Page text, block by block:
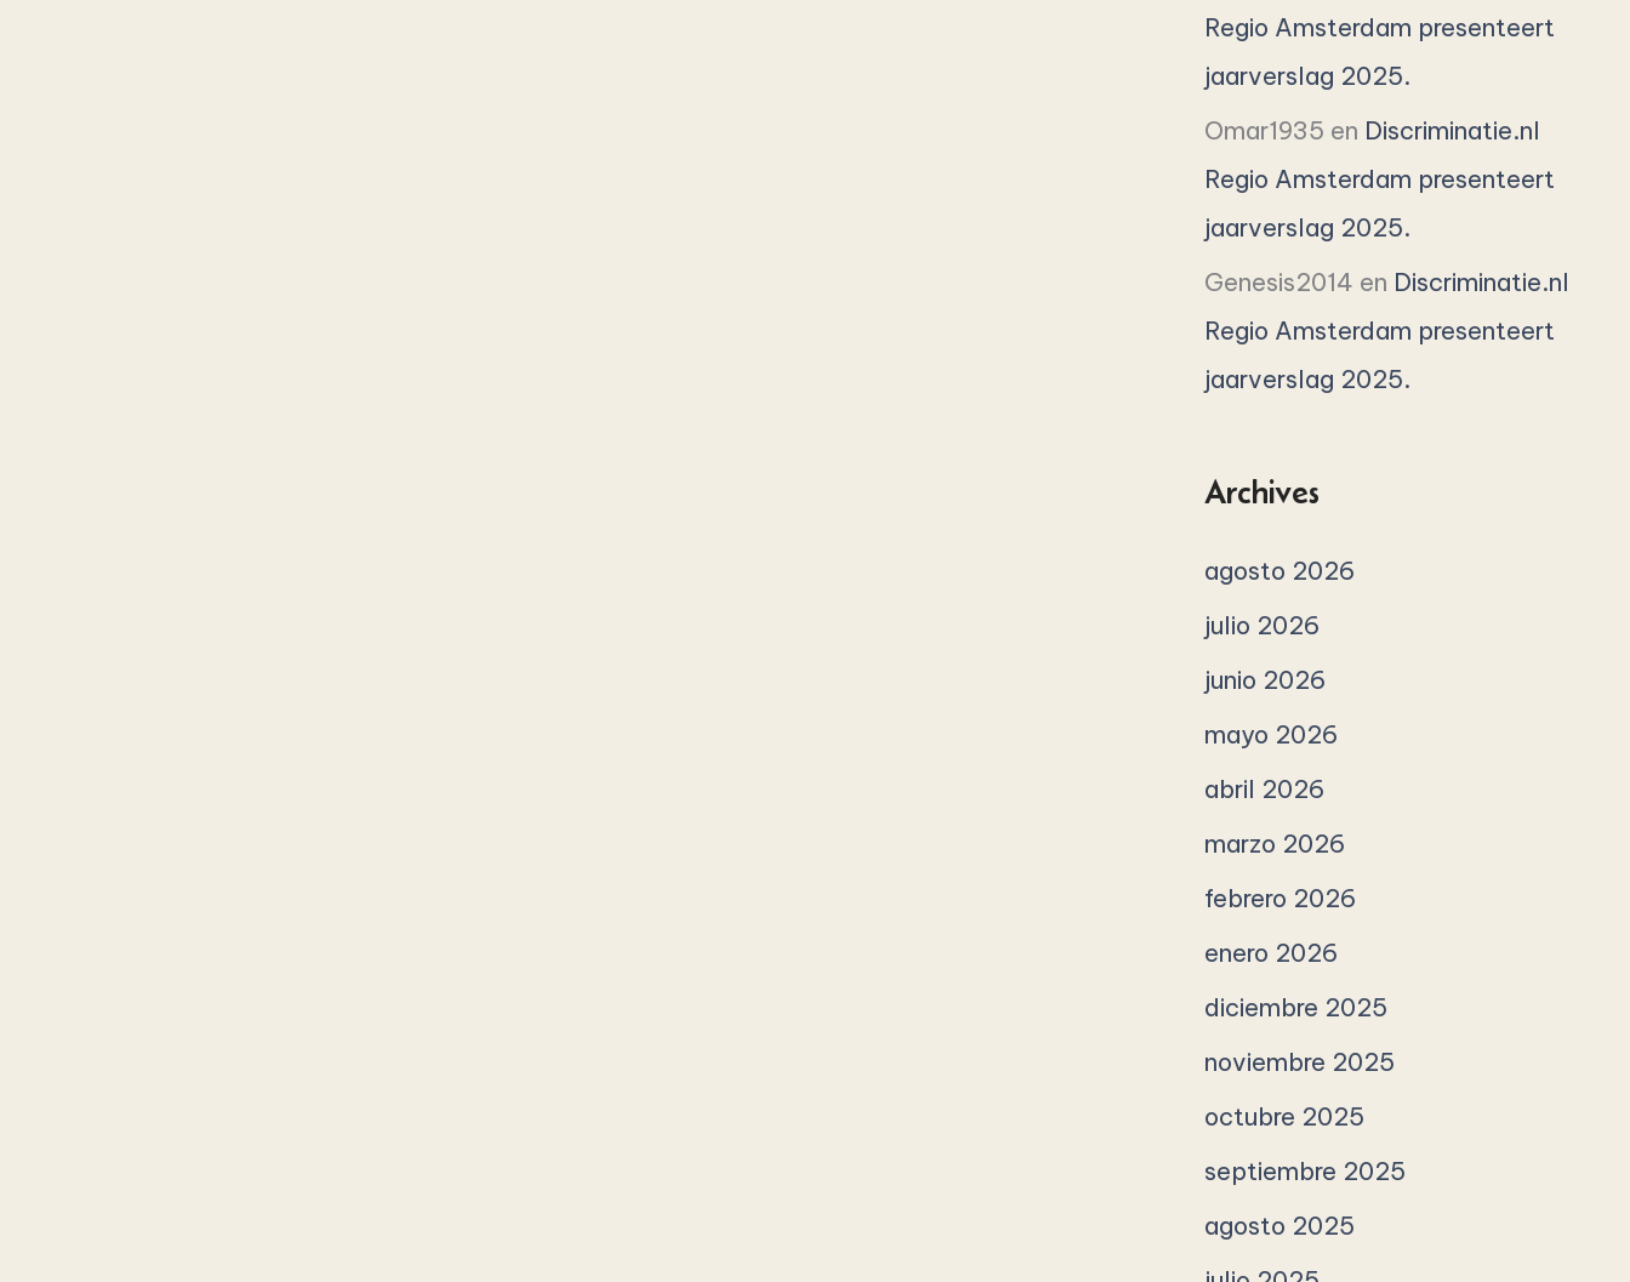
Regio Amsterdam presenteert
jaarverslag 2025.
Omar1935 en Discriminatie.nl
Regio Amsterdam presenteert
jaarverslag 2025.
Genesis2014 en Discriminatie.nl
Regio Amsterdam presenteert
jaarverslag 2025.
Archives
agosto 2026
julio 2026
junio 2026
mayo 2026
abril 2026
marzo 2026
febrero 2026
enero 2026
diciembre 2025
noviembre 2025
octubre 2025
septiembre 2025
agosto 2025